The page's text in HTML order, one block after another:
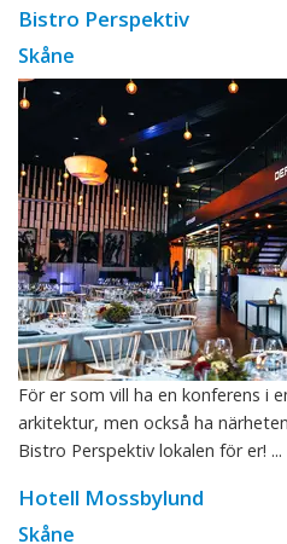
Bistro Perspektiv
Skåne
För er som vill ha en konferens i
arkitektur, men också ha
Bistro Perspektiv lokalen för er! ...
Hotell Mossbylund
Skåne